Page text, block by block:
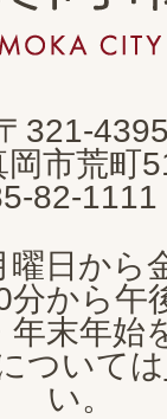
321-
岡市荒町
82-1111
日から
分から午
年末年始
ついては
い。